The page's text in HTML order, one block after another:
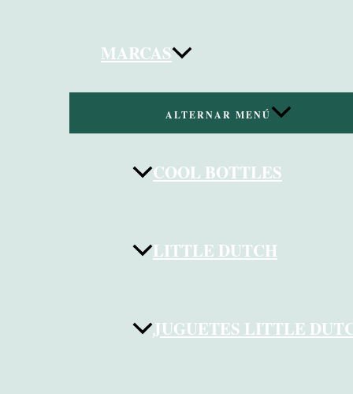
MARCAS
ALTERNAR MENÚ
COOL BOTTLES
LITTLE DUTCH
JUGUETES LITTLE